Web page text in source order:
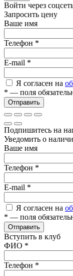
Войти через
Запросить цену
Ваше имя
Телефон *
E-mail *
Я согласен на
* — поля
Отправить
Подпишитесь на
Уведомить о
Ваше имя
Телефон *
E-mail *
Я согласен на
* — поля
Отправить
Вступить в клуб
ФИО *
Телефон *